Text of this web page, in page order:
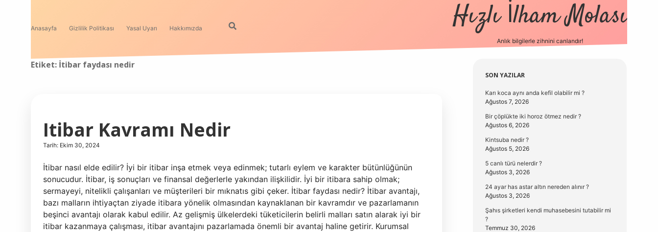
Anasayfa Gizlilik Politikası Yasal Uyarı Hakkımızda Hızlı İlham Molası
Anlık bilgilerle zihnini canlandır!
Etiket: İtibar faydası nedir
Itibar Kavramı Nedir
Tarih: Ekim 30, 2024
İtibar nasıl elde edilir? İyi bir itibar inşa etmek veya edinmek; tutarlı eylem ve karakter bütünlüğünün
sonucudur. İtibar, iş sonuçları ve finansal değerlerle yakından ilişkilidir. İyi bir itibara sahip olmak;
sermayeyi, nitelikli çalışanları ve müşterileri bir mıknatıs gibi çeker. İtibar faydası nedir? İtibar avantajı,
bazı malların ihtiyaçtan ziyade itibara yönelik olmasından kaynaklanan bir kavramdır ve pazarlamanın
beşinci avantajı olarak kabul edilir. Az gelişmiş ülkelerdeki tüketicilerin belirli malları satın alarak iyi bir
itibar kazanmaya çalışması, itibar avantajını pazarlamada önemli bir avantaj haline getirir. Kurumsal
Sidebar
SON YAZILAR
Karı koca aynı anda kefil olabilir mi ?
Ağustos 7, 2026
Bir çöplükte iki horoz ötmez nedir ?
Ağustos 6, 2026
Kintsuba nedir ?
Ağustos 5, 2026
5 canlı türü nelerdir ?
Ağustos 3, 2026
24 ayar has astar altın nereden alınır ?
Ağustos 3, 2026
Şahıs şirketleri kendi muhasebesini tutabilir mi
?
Temmuz 30, 2026